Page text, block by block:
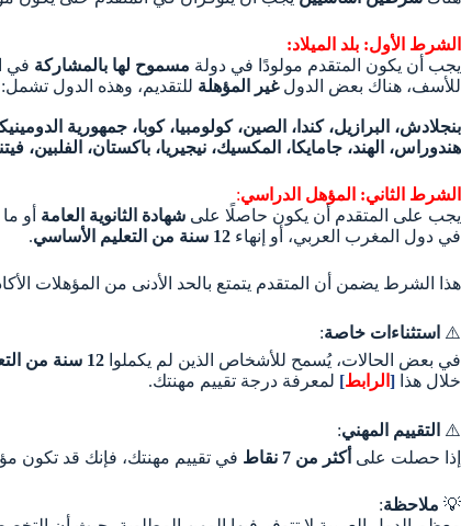
الشرط الأول: بلد الميلاد:
يجب أن يكون المتقدم مولودًا في دولة مسموح لها بالمشاركة في
للأسف، هناك بعض الدولغير المؤهلة للتقديم، وهذه الدول تشمل:
بنجلادش، البرازيل، كندا، الصين، كولومبيا، كوبا، جمهورية
هندوراس، الهند، جامايكا، المكسيك، نيجيريا، باكستان، الفلبين،
الشرط الثاني: المؤهل الدراسي:
يجب على المتقدم أن يكون حاصلًا على شهادة الثانوية العامة أو
في دول المغرب العربي، أو إنهاء 12 سنة من التعليم الأساسي .
هذا الشرط يضمن أن المتقدم يتمتع بالحد الأدنى من المؤهلات
⚠️ استثناءات خاصة:
في بعض الحالات، يُسمح للأشخاص الذين لم يكملوا 12 سنة من التعليم الأساسي
خلال هذا [ الرابط] لمعرفة درجة تقييم مهنتك.
⚠️ التقييم المهني:
إذا حصلت على أكثر من 7 نقاط في تقييم مهنتك، فإنك قد تكون
💡 ملاحظة: